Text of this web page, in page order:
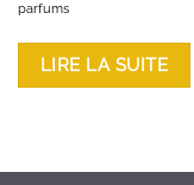
parfums
LIRE LA SUITE